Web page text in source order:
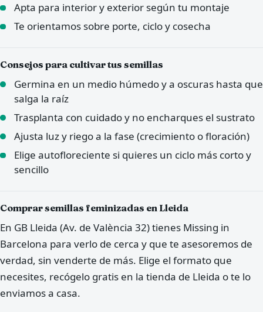
Apta para interior y exterior según tu montaje
Te orientamos sobre porte, ciclo y cosecha
Consejos para cultivar tus semillas
Germina en un medio húmedo y a oscuras hasta que
salga la raíz
Trasplanta con cuidado y no encharques el sustrato
Ajusta luz y riego a la fase (crecimiento o floración)
Elige autofloreciente si quieres un ciclo más corto y
sencillo
Comprar semillas feminizadas en Lleida
En GB Lleida (Av. de València 32) tienes Missing in
Barcelona para verlo de cerca y que te asesoremos de
verdad, sin venderte de más. Elige el formato que
necesites, recógelo gratis en la tienda de Lleida o te lo
enviamos a casa.